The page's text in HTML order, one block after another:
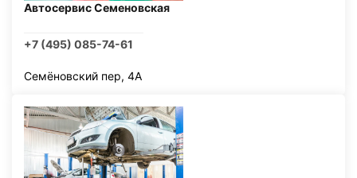
Автосервис Семеновская
+7 (495) 085-74-61
Семёновский пер, 4А